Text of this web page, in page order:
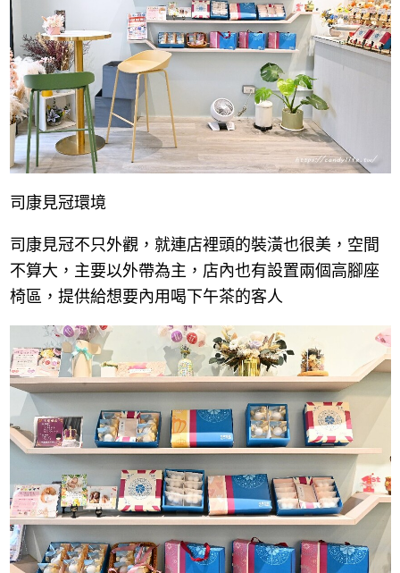
司康見冠環境
司康見冠不只外觀，就連店裡頭的裝潢也很美，空間
不算大，主要以外帶為主，店內也有設置兩個高腳座
椅區，提供給想要內用喝下午茶的客人